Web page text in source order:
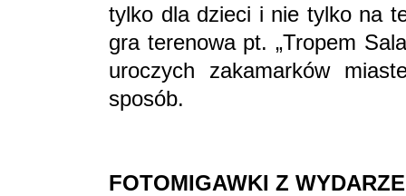
tylko dla dzieci i nie tylko na
gra terenowa pt. „Tropem
uroczych zakamarków
sposób.
FOTOMIGAWKI Z